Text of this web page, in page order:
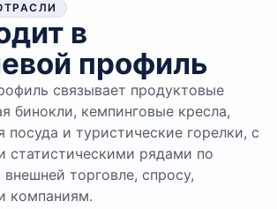
в
профиль
связывает продуктовые
бинокли, кемпинговые кресла,
посуда и туристические горелки, с
статистическими рядами по
внешней торговле, спросу,
компаниям.